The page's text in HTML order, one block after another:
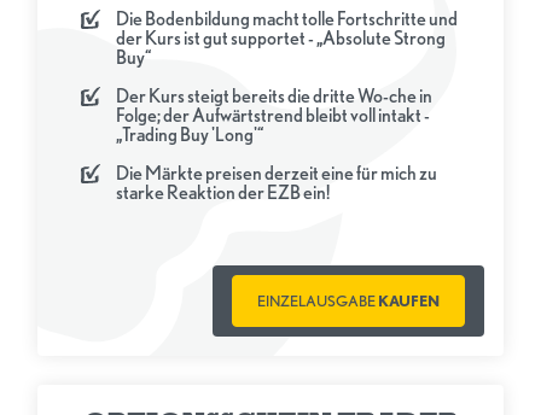
Die Bodenbildung macht tolle Fortschritte und
der Kurs ist gut supportet - „Absolute Strong
Buy“
Der Kurs steigt bereits die dritte Wo-che in
Folge; der Aufwärtstrend bleibt voll intakt -
„Trading Buy 'Long'“
Die Märkte preisen derzeit eine für mich zu
starke Reaktion der EZB ein!
EINZELAUSGABE KAUFEN